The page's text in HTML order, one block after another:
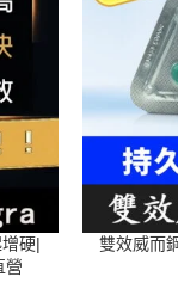
硬|
營
雙效威而